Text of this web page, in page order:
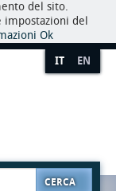
del sito.
impostazioni del
Ok
IT EN
CERCA